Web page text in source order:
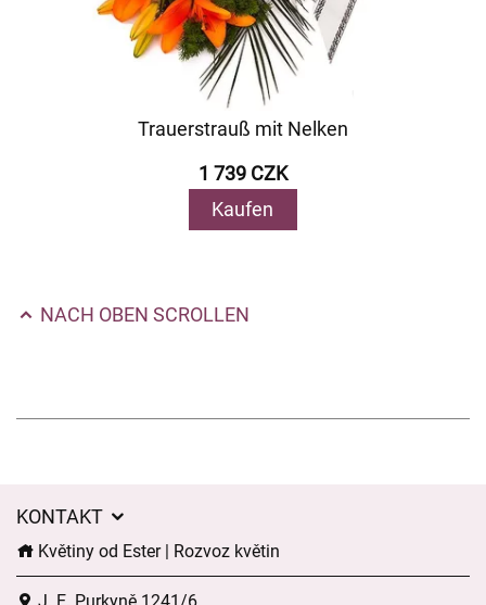
Trauerstrauß mit Nelken
1 739 CZK
Kaufen
NACH OBEN SCROLLEN
KONTAKT
Květiny od Ester | Rozvoz květin